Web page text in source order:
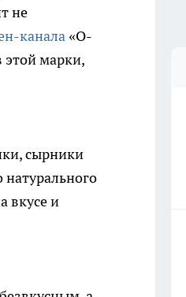
не
канала «O-
этой марки,
сырники
вкусе и